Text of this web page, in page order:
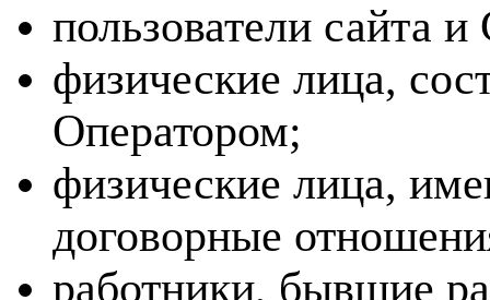
пользователи сайта
физические лица,
Оператором;
физические лица,
договорные
работники, бывшие